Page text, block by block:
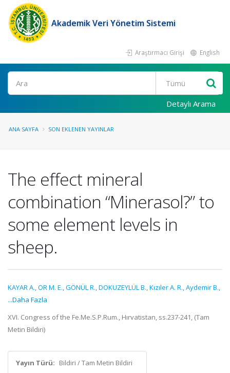
Akademik Veri Yönetim Sistemi
Araştırmacı Girişi English
Ara
Detaylı Arama
ANA SAYFA SON EKLENEN YAYINLAR
The effect mineral
combination “Minerasol?” to
some element levels in
sheep.
KAYAR A.,OR M. E.,GÖNÜL R.,DOKUZEYLÜL B.,Kızıler A. R.,Aydemir B.,
...Daha Fazla
XVI. Congress of the Fe.Me.S.P.Rum., Hırvatistan, ss.237-241, (Tam
Metin Bildiri)
Yayın Türü: Bildiri / Tam Metin Bildiri